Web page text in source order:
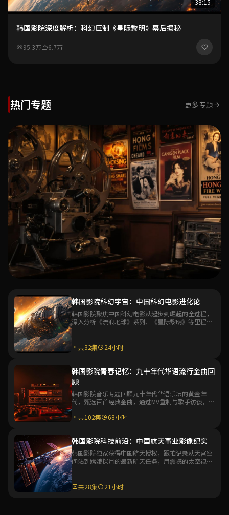
38:15
韩国影院深度解析：科幻巨制《星际黎明》幕后揭秘
95.3万 6.7万
热门专题 更多专题
专题
韩国影院华语电影百年专题
韩国影院深度策划华语电影百年发展史专题，从默片时代到
数字时代，系统梳理华语电影艺术的演变脉络与代表性作
品，带你全面了解华语电影文化的深厚底蕴。
36小时
进入专题
韩国影院科幻宇宙：中国科幻电影进化论
韩国影院聚焦中国科幻电影从起步到崛起的全过程，
深入分析《流浪地球》系列、《星际黎明》等里程碑
共32集
24小时
韩国影院青春记忆：九十年代华语流行金曲回
顾
韩国影院音乐专题回顾九十年代华语乐坛的黄金年
代，甄选百首经典金曲，通过MV重制与歌手访谈，带
共102集
68小时
韩国影院科技前沿：中国航天事业影像纪实
韩国影院独家获得中国航天授权，跟拍记录从天宫空
间站到嫦娥探月的最新航天任务，用震撼的太空视角
共28集
21小时